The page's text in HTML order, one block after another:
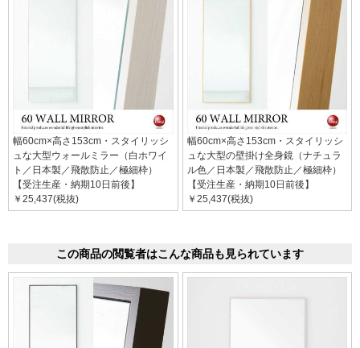
幅60cm×高さ153cm・スタイリッシ
ュな大型ウォールミラー（白ホワイ
ト／日本製／飛散防止／極細枠）
【受注生産・納期10日前後】
￥25,437(税抜)
幅60cm×高さ153cm・スタイリッシ
ュな大型の壁掛け全身鏡（ナチュラ
ル色／日本製／飛散防止／極細枠）
【受注生産・納期10日前後】
￥25,437(税抜)
この商品の閲覧者はこんな商品も見られています